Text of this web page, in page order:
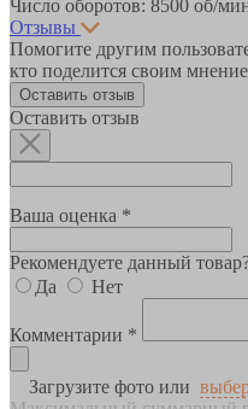
Число оборотов: 8500 об/
Отзывы
Помогите другим
кто поделится своим
Оставить отзыв
Оставить отзыв
Ваша оценка *
Рекомендуете данный
Да
Нет
Комментарии *
Загрузите фото или